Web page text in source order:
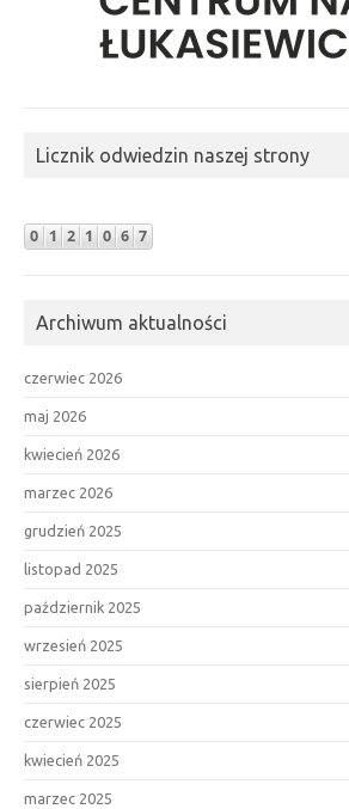
Licznik odwiedzin naszej strony
Archiwum aktualności
czerwiec 2026
maj 2026
kwiecień 2026
marzec 2026
grudzień 2025
listopad 2025
październik 2025
wrzesień 2025
sierpień 2025
czerwiec 2025
kwiecień 2025
marzec 2025